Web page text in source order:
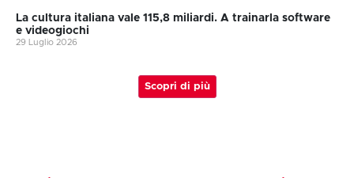
La cultura italiana vale 115,8 miliardi. A trainarla software
e videogiochi
29 Luglio 2026
Scopri di più